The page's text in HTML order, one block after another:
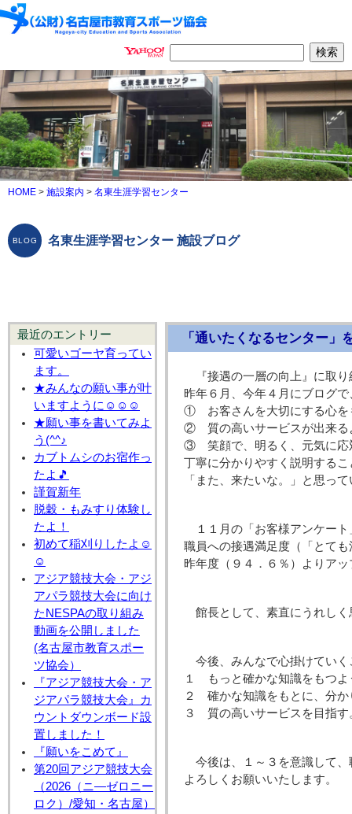
HOME > 施設案内 > 名東生涯学習センター
名東生涯学習センター 施設ブログ
最近のエントリー
可愛いゴーヤ育ってい
ます。
★みんなの願い事が叶
いますように☺☺☺
★願い事を書いてみよ
う(^^♪
カブトムシのお宿作っ
たよ🎵
謹賀新年
脱穀・もみすり体験し
たよ！
初めて稲刈りしたよ☺
☺
アジア競技大会・アジ
アパラ競技大会に向け
たNESPAの取り組み
動画を公開しました
(名古屋市教育スポー
ツ協会）
『アジア競技大会・ア
ジアパラ競技大会』カ
ウントダウンボード設
置しました！
『願いをこめて』
第20回アジア競技大会
（2026（ニ―ゼロニー
ロク）/愛知・名古屋）
「通いたくなるセンター」
『接遇の一層の向上』に取
昨年６月、今年４月にブログ
① お客さんを大切にする
② 質の高いサービスが出来る
③ 笑顔で、明るく、元気に
丁寧に分かりやすく説明する
「また、来たいな。」と思っ
１１月の「お客様アンケー
職員への接遇満足度（「とて
昨年度（９４．６％）よりア
館長として、素直にうれし
今後、みんなで心掛けていく
１ もっと確かな知識をもつよ
２ 確かな知識をもとに、分か
３ 質の高いサービスを目指す
今後は、１～３を意識して
よろしくお願いいたします。